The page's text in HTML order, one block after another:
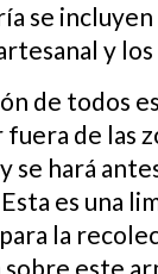
se incluyen
y los
de todos
de las
se hará
es una
la
este